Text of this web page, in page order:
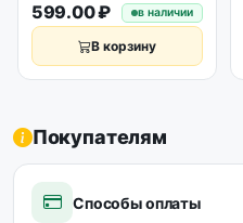
599.00 ₽ в наличии
В корзину
Покупателям
Способы оплаты